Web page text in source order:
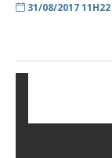
31/08/2017 11H22